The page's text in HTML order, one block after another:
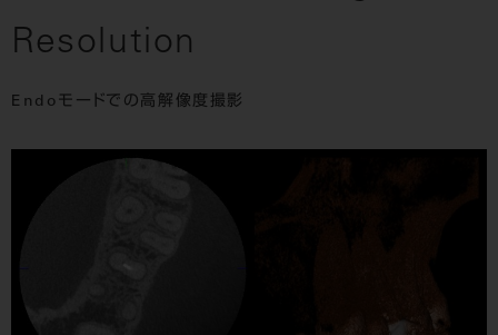
Resolution
Endoモードでの高解像度撮影